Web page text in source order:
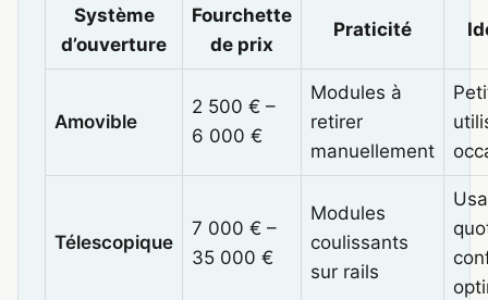
Système
d’ouverture
Fourchette
de prix
Praticité
Amovible
2 500 € –
6 000 €
Modules à
retirer
manuellement
Télescopique
7 000 € –
35 000 €
Modules
coulissants
sur rails